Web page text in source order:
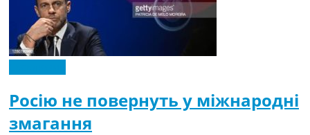
Росію не повернуть у міжнародні
змагання